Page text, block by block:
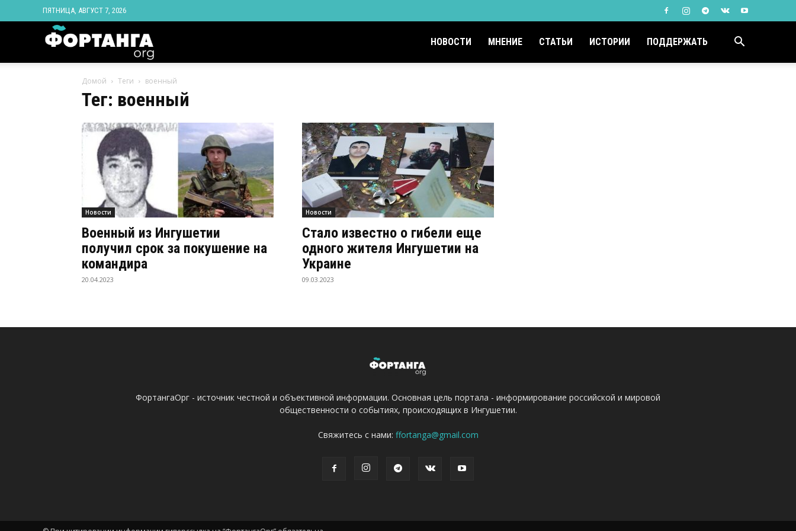
ПЯТНИЦА, АВГУСТ 7, 2026
Ингушетии
Фортанга
НОВОСТИ МНЕНИЕ СТАТЬИ ИСТОРИИ ПОДДЕРЖАТЬ
Домой Теги военный
Тег: военный
Новости
Военный из Ингушетии
получил срок за покушение на
командира
20.04.2023
Новости
Стало известно о гибели еще
одного жителя Ингушетии на
Украине
09.03.2023
ФортангаОрг - источник честной и объективной информации. Основная цель портала - информирование российской и мировой
общественности о событиях, происходящих в Ингушетии.
Свяжитесь с нами: ffortanga@gmail.com